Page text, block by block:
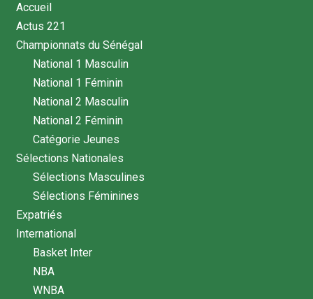
Accueil
Actus 221
Championnats du Sénégal
National 1 Masculin
National 1 Féminin
National 2 Masculin
National 2 Féminin
Catégorie Jeunes
Sélections Nationales
Sélections Masculines
Sélections Féminines
Expatriés
International
Basket Inter
NBA
WNBA